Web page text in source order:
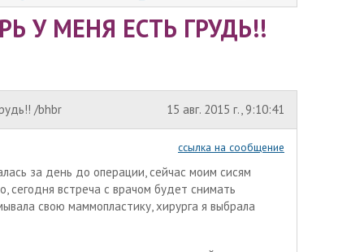
У МЕНЯ ЕСТЬ ГРУДЬ!!
/bhbr 15 авг. 2015 г., 9:10:41
ссылка на сообщение
за день до операции, сейчас моим сисям
встреча с врачом будет снимать
свою маммопластику, хирурга я выбрала